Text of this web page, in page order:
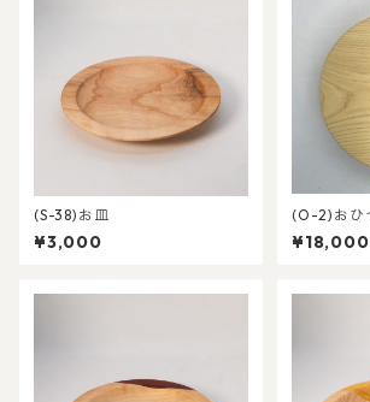
(S-38)お皿
¥3,000
(O-2)おひ
¥18,000